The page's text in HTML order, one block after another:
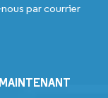
par courrier